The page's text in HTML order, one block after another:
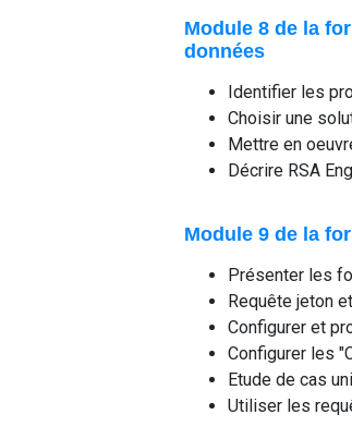
Module 8 de la
données
Identifier les
Choisir une
Mettre en
Décrire RSA
Module 9 de la
Présenter les
Requête jeton
Configurer et
Configurer les
Etude de cas
Utiliser les